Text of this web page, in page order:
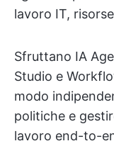
lavoro IT,
Sfruttano IA
Studio e
modo
politiche e
lavoro end-to-